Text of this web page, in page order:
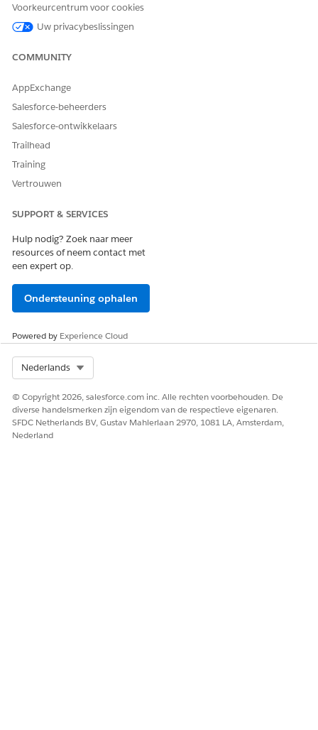
HEEFT DIT ARTIKEL UW PROBLEEM OPGELOST?
Voorkeurcentrum voor cookies
Uw privacybeslissingen
COMMUNITY
AppExchange
Salesforce-beheerders
Salesforce-ontwikkelaars
Trailhead
Training
Vertrouwen
SUPPORT & SERVICES
Hulp nodig? Zoek naar meer
resources of neem contact met
een expert op.
Ondersteuning ophalen
Powered by Experience Cloud
Nederlands
© Copyright 2026, salesforce.com inc. Alle rechten voorbehouden. De
diverse handelsmerken zijn eigendom van de respectieve eigenaren.
SFDC Netherlands BV, Gustav Mahlerlaan 2970, 1081 LA, Amsterdam,
Nederland